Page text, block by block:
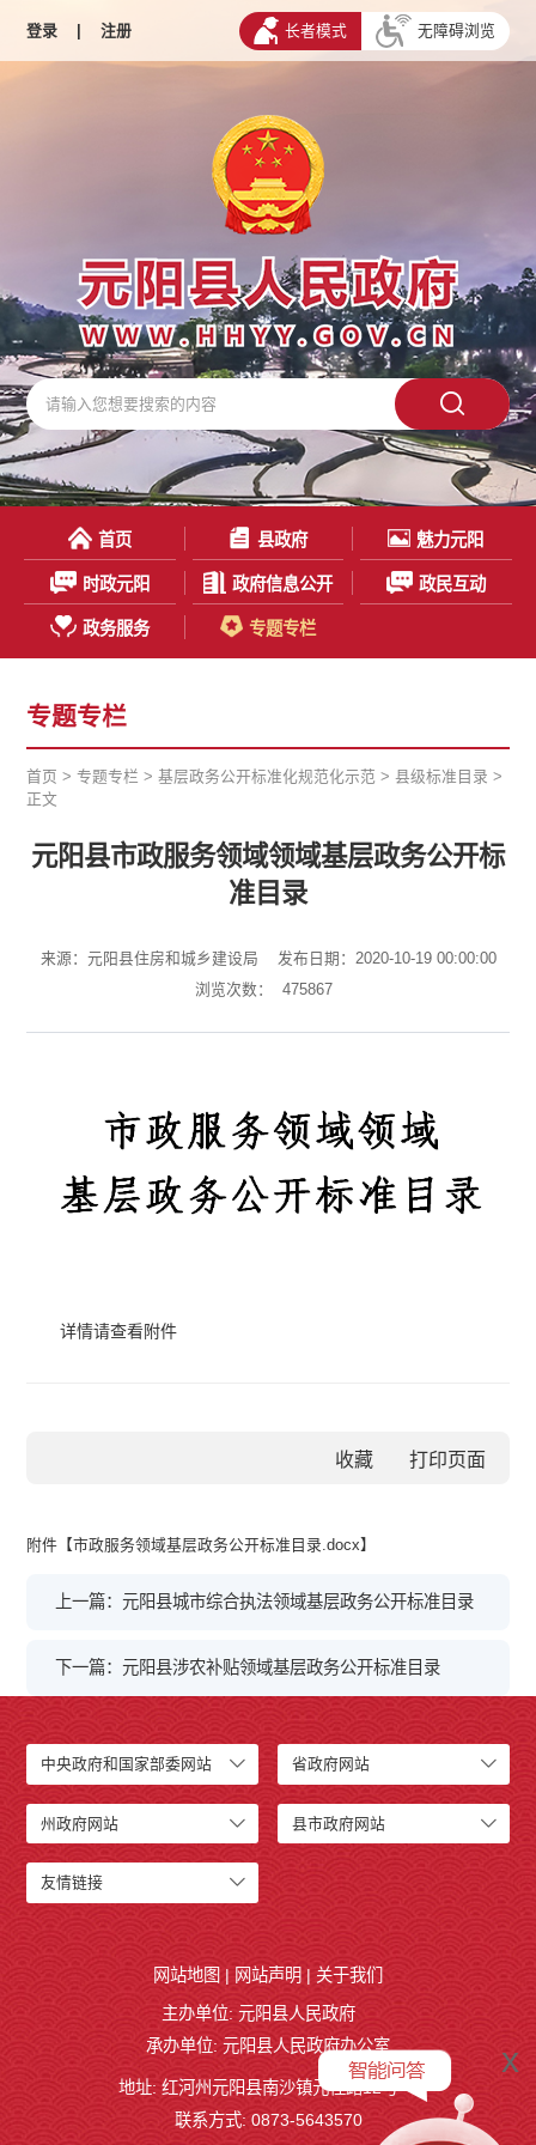
登录 | 注册 长者模式 无障碍浏览
首页 县政府 魅力元阳
时政元阳 政府信息公开 政民互动
政务服务 专题专栏
专题专栏
首页 >专题专栏 >基层政务公开标准化规范化示范 >县级标准目录 >
正文
元阳县市政服务领域领域基层政务公开标
准目录
来源：元阳县住房和城乡建设局
发布日期：2020-10-19 00:00:00
浏览次数：
475867
详情请查看附件
收藏
附件【市政服务领域基层政务公开标准目录.docx】
上一篇：元阳县城市综合执法领域基层政务公开标准目录
下一篇：元阳县涉农补贴领域基层政务公开标准目录
中央政府和国家部委网站 省政府网站
州政府网站 县市政府网站
友情链接
x
网站地图 | 网站声明 | 关于我们
主办单位: 元阳县人民政府
承办单位: 元阳县人民政府办公室
地址: 红河州元阳县南沙镇元桂路12号
联系方式: 0873-5643570